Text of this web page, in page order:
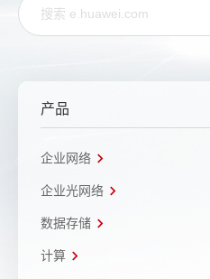
产品
企业网络
企业光网络
数据存储
计算